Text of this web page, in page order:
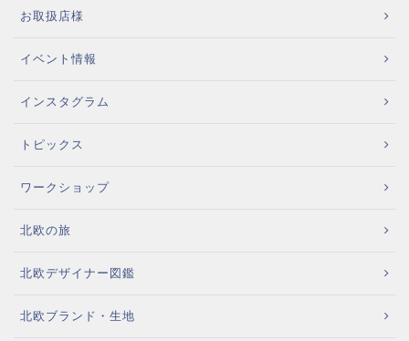
お取扱店様
イベント情報
インスタグラム
トピックス
ワークショップ
北欧の旅
北欧デザイナー図鑑
北欧ブランド・生地